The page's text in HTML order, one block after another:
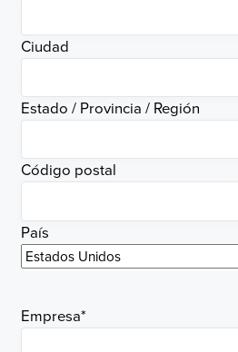
Ciudad
Estado / Provincia / Región
Código postal
País
Empresa*